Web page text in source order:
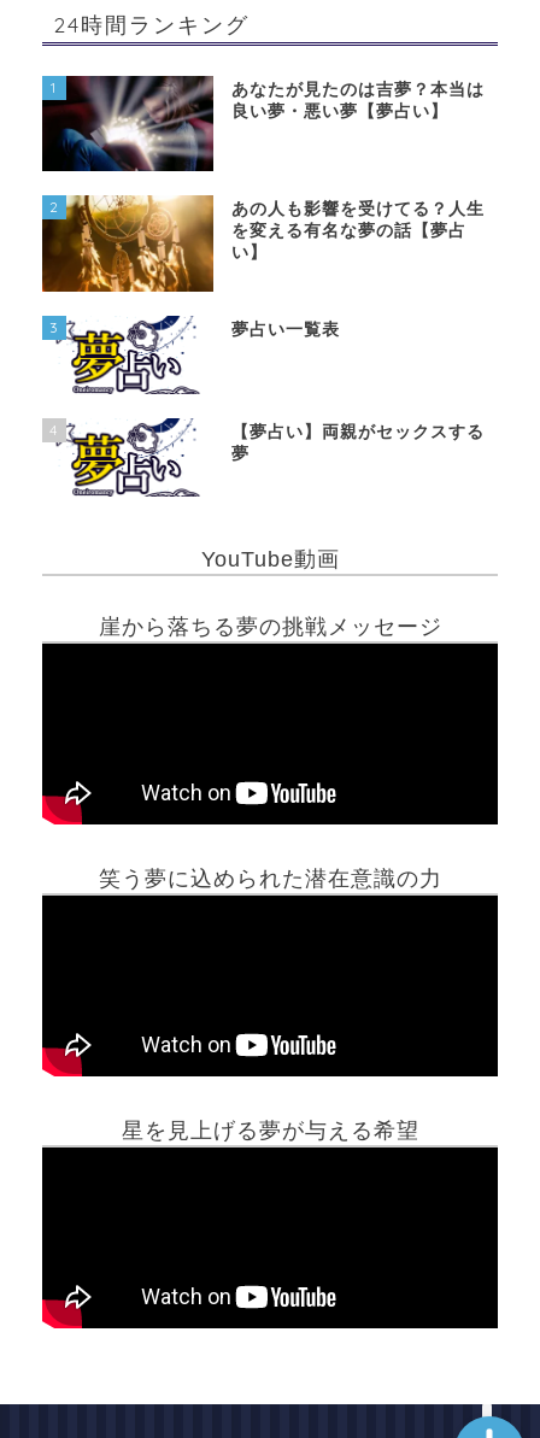
24時間ランキング
1
あなたが見たのは吉夢？本当は
良い夢・悪い夢【夢占い】
2
あの人も影響を受けてる？人生
を変える有名な夢の話【夢占
い】
3 夢占い一覧表
4
【夢占い】両親がセックスする
夢
YouTube動画
崖から落ちる夢の挑戦メッセージ
笑う夢に込められた潜在意識の力
星を見上げる夢が与える希望
ホーム
最新記事動画